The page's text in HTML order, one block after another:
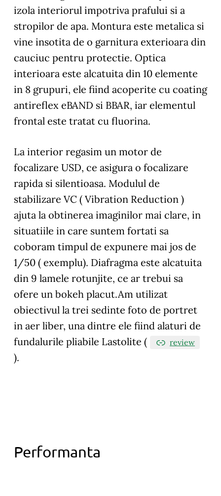
izola interiorul impotriva prafului si a
stropilor de apa. Montura este metalica si
vine insotita de o garnitura exterioara din
cauciuc pentru protectie. Optica
interioara este alcatuita din 10 elemente
in 8 grupuri, ele fiind acoperite cu coating
antireflex eBAND si BBAR, iar elementul
frontal este tratat cu fluorina.
La interior regasim un motor de
focalizare USD, ce asigura o focalizare
rapida si silentioasa. Modulul de
stabilizare VC ( Vibration Reduction )
ajuta la obtinerea imaginilor mai clare, in
situatiile in care suntem fortati sa
coboram timpul de expunere mai jos de
1/50 ( exemplu). Diafragma este alcatuita
din 9 lamele rotunjite, ce ar trebui sa
ofere un bokeh placut.Am utilizat
obiectivul la trei sedinte foto de portret
in aer liber, una dintre ele fiind alaturi de
fundalurile pliabile Lastolite (
review
).
Performanta